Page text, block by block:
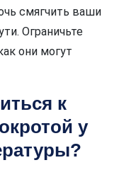
смягчить ваши
Ограничьте
они могут
к
у